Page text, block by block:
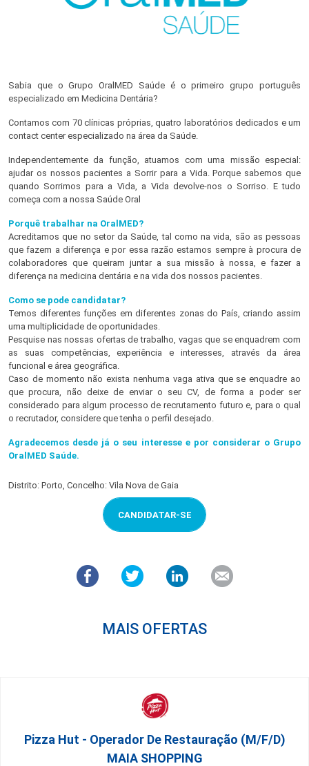
Sabia que o Grupo OralMED Saúde é o primeiro grupo português
especializado em Medicina Dentária?
Contamos com 70 clínicas próprias, quatro laboratórios dedicados e um
contact center especializado na área da Saúde.
Independentemente da função, atuamos com uma missão especial:
ajudar os nossos pacientes a Sorrir para a Vida. Porque sabemos que
quando Sorrimos para a Vida, a Vida devolve-nos o Sorriso. E tudo
começa com a nossa Saúde Oral
Porquê trabalhar na OralMED?
Acreditamos que no setor da Saúde, tal como na vida, são as pessoas
que fazem a diferença e por essa razão estamos sempre à procura de
colaboradores que queiram juntar a sua missão à nossa, e fazer a
diferença na medicina dentária e na vida dos nossos pacientes.
Como se pode candidatar?
Temos diferentes funções em diferentes zonas do País, criando assim
uma multiplicidade de oportunidades.
Pesquise nas nossas ofertas de trabalho, vagas que se enquadrem com
as suas competências, experiência e interesses, através da área
funcional e área geográfica.
Caso de momento não exista nenhuma vaga ativa que se enquadre ao
que procura, não deixe de enviar o seu CV, de forma a poder ser
considerado para algum processo de recrutamento futuro e, para o qual
o recrutador, considere que tenha o perfil desejado.
Agradecemos desde já o seu interesse e por considerar o Grupo
OralMED Saúde.
Distrito: Porto, Concelho: Vila Nova de Gaia
CANDIDATAR-SE
MAIS OFERTAS
Pizza Hut - Operador De Restauração (m/f/d)
MAIA SHOPPING